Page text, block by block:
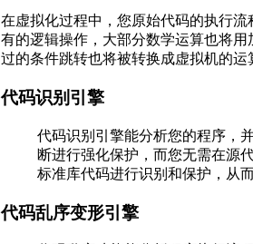
在虚拟化过程中，您原始代码的执行
有的逻辑操作，大部分数学运算也将
过的条件跳转也将被转换成虚拟机的
代码识别引擎
代码识别引擎能分析您的程序，
断进行强化保护，而您无需在源
标准库代码进行识别和保护，从
代码乱序变形引擎